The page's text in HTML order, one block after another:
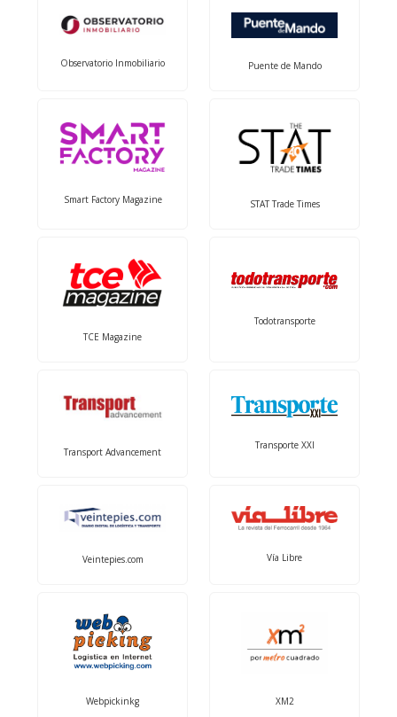
Observatorio Inmobiliario Puente de Mando
Smart Factory Magazine STAT Trade Times
TCE Magazine
Todotransporte
Transport Advancement
Transporte XXI
Veintepies.com Vía Libre
Webpickinkg XM2